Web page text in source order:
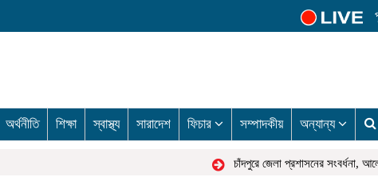
অর্থনীতি শিক্ষা স্বাস্থ্য সারাদেশ ফিচার সম্পাদকীয় অন্যান্য
চাঁদপুরে জেলা প্রশাসনের সংবর্ধনা,